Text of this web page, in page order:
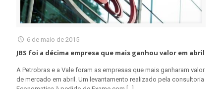
6 de maio de 2015
JBS foi a décima empresa que mais ganhou valor em abril
A Petrobras e a Vale foram as empresas que mais ganharam valor
de mercado em abril. Um levantamento realizado pela consultoria